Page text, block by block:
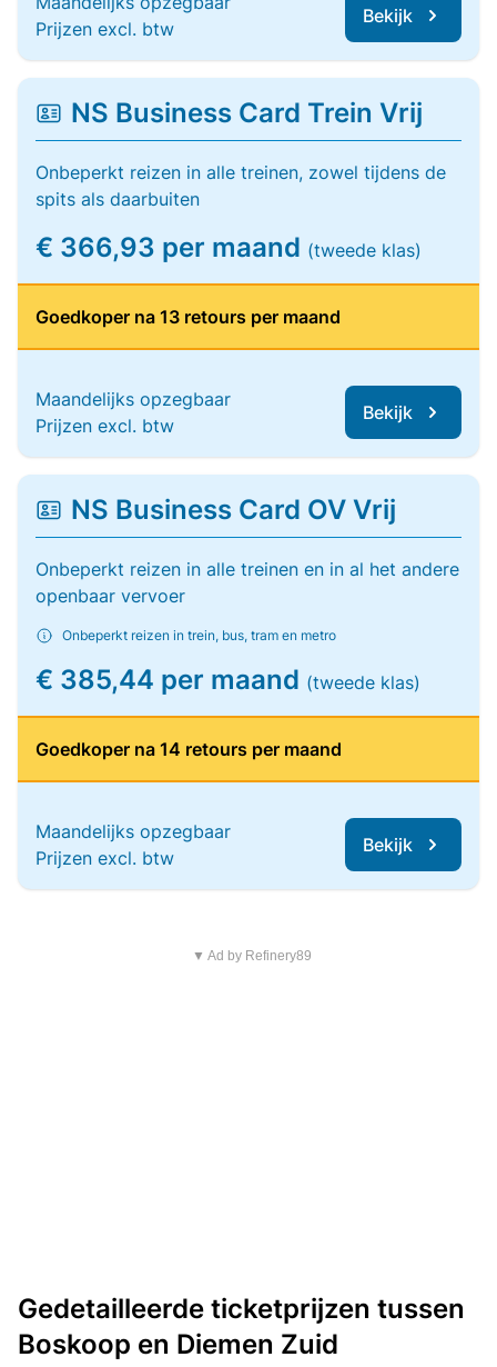
Prijzen excl. btw
Bekijk
NS Business Card Trein Vrij
Onbeperkt reizen in alle treinen, zowel tijdens de
spits als daarbuiten
€ 366,93 per maand (tweede klas)
Goedkoper na 13 retours per maand
Maandelijks opzegbaar
Prijzen excl. btw
Bekijk
NS Business Card OV Vrij
Onbeperkt reizen in alle treinen en in al het andere
openbaar vervoer
Onbeperkt reizen in trein, bus, tram en metro
€ 385,44 per maand (tweede klas)
Goedkoper na 14 retours per maand
Maandelijks opzegbaar
Prijzen excl. btw
Bekijk
▼ Ad by Refinery89
Gedetailleerde ticketprijzen tussen
Boskoop en Diemen Zuid